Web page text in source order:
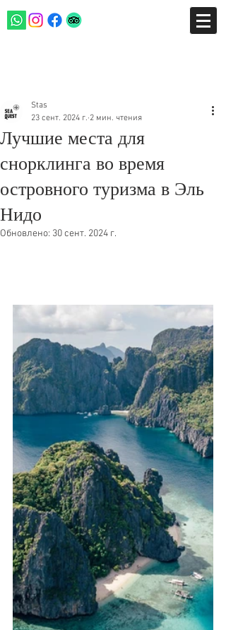
Лучшие места для
снорклинга во время
островного туризма в Эль
Нидо
Stas
23 сент. 2024 г. 2 мин. чтения
Обновлено: 30 сент. 2024 г.